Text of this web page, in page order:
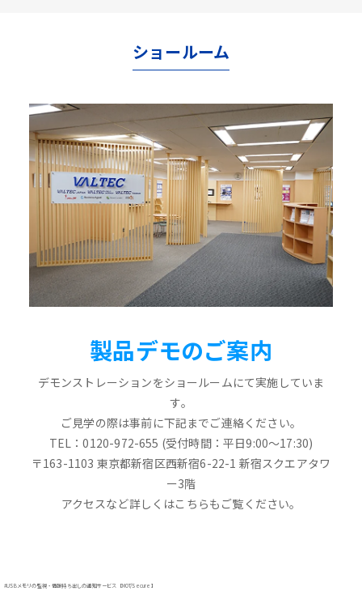
ショールーム
製品デモのご案内
デモンストレーションをショールームにて実施していま
す。
ご見学の際は事前に下記までご連絡ください。
TEL：0120-972-655 (受付時間：平日9:00～17:30)
〒163-1103 東京都新宿区西新宿6-22-1 新宿スクエアタワ
ー3階
アクセスなど詳しくはこちらもご覧ください。
#USBメモリの監視・情報持ち出しの通知サービス【MOT/Secure】